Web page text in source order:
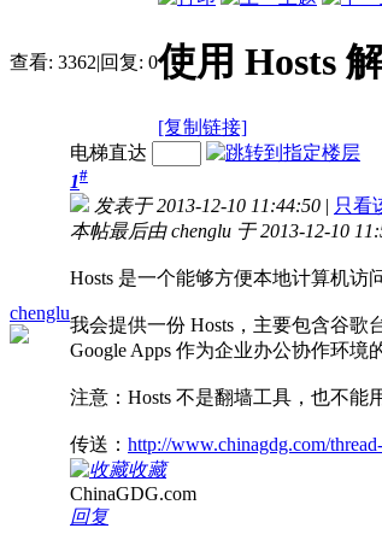
查看: 3362|回复: 0使用 Hosts
[复制链接]
chenglu
电梯直达
1#
发表于 2013-12-10 11:44:50 | 只看
本帖最后由 chenglu 于 2013-12-10
Hosts 是一个能够方便本地计算机访
我会提供一份 Hosts，主要包含谷歌
Google Apps 作为企业办公协作环境
注意：Hosts 不是翻墙工具，也不能
传送： http://www.chinagdg.com/
收藏
ChinaGDG.com
回复